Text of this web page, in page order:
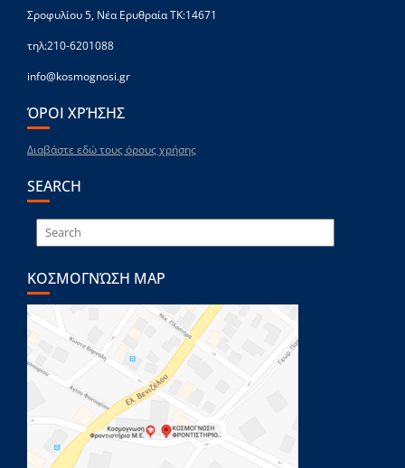
Σροφυλίου 5, Νέα Ερυθραία ΤΚ:14671
τηλ:210-6201088
info@kosmognosi.gr
ΌΡΟΙ ΧΡΉΣΗΣ
Διαβάστε εδώ τους όρους χρήσης
SEARCH
ΚΟΣΜΟΓΝΏΣΗ MAP